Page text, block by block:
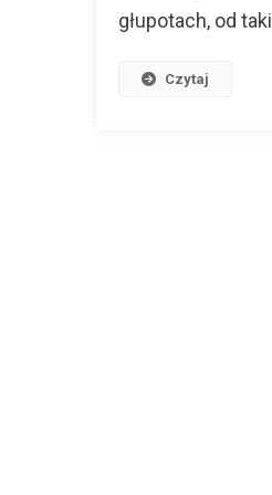
głupotach, od
Czytaj